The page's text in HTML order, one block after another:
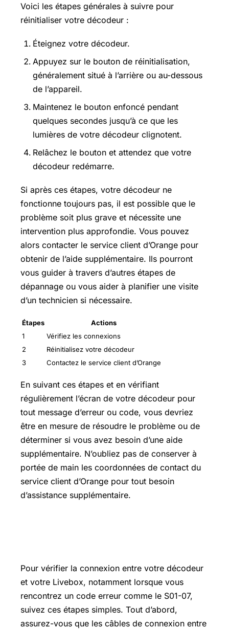
Voici les étapes générales à suivre pour
réinitialiser votre décodeur :
Éteignez votre décodeur.
Appuyez sur le bouton de réinitialisation,
généralement situé à l’arrière ou au-dessous
de l’appareil.
Maintenez le bouton enfoncé pendant
quelques secondes jusqu’à ce que les
lumières de votre décodeur clignotent.
Relâchez le bouton et attendez que votre
décodeur redémarre.
Si après ces étapes, votre décodeur ne
fonctionne toujours pas, il est possible que le
problème soit plus grave et nécessite une
intervention plus approfondie. Vous pouvez
alors contacter le service client d’Orange pour
obtenir de l’aide supplémentaire. Ils pourront
vous guider à travers d’autres étapes de
dépannage ou vous aider à planifier une visite
d’un technicien si nécessaire.
Étapes
Actions
1
Vérifiez les connexions
2
Réinitialisez votre décodeur
3
Contactez le service client d’Orange
En suivant ces étapes et en vérifiant
régulièrement l’écran de votre décodeur pour
tout message d’erreur ou code, vous devriez
être en mesure de résoudre le problème ou de
déterminer si vous avez besoin d’une aide
supplémentaire. N’oubliez pas de conserver à
portée de main les coordonnées de contact du
service client d’Orange pour tout besoin
d’assistance supplémentaire.
Pour vérifier la connexion entre votre décodeur
et votre Livebox, notamment lorsque vous
rencontrez un code erreur comme le S01-07,
suivez ces étapes simples. Tout d’abord,
assurez-vous que les câbles de connexion entre